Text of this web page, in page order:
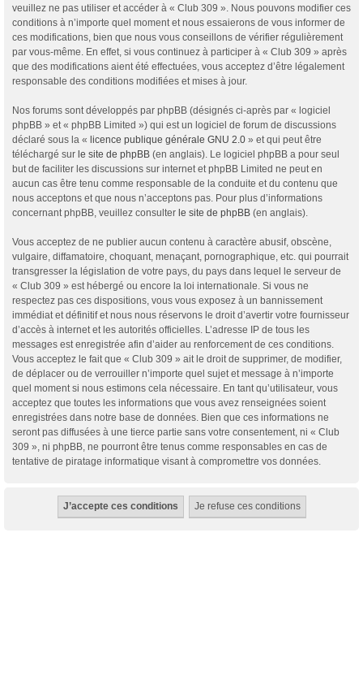
veuillez ne pas utiliser et accéder à « Club 309 ». Nous pouvons modifier ces
conditions à n’importe quel moment et nous essaierons de vous informer de
ces modifications, bien que nous vous conseillons de vérifier régulièrement
par vous-même. En effet, si vous continuez à participer à « Club 309 » après
que des modifications aient été effectuées, vous acceptez d’être légalement
responsable des conditions modifiées et mises à jour.
Nos forums sont développés par phpBB (désignés ci-après par « logiciel
phpBB » et « phpBB Limited ») qui est un logiciel de forum de discussions
déclaré sous la « licence publique générale GNU 2.0 » et qui peut être
téléchargé sur le site de phpBB (en anglais). Le logiciel phpBB a pour seul
but de faciliter les discussions sur internet et phpBB Limited ne peut en
aucun cas être tenu comme responsable de la conduite et du contenu que
nous acceptons et que nous n’acceptons pas. Pour plus d’informations
concernant phpBB, veuillez consulter le site de phpBB (en anglais).
Vous acceptez de ne publier aucun contenu à caractère abusif, obscène,
vulgaire, diffamatoire, choquant, menaçant, pornographique, etc. qui pourrait
transgresser la législation de votre pays, du pays dans lequel le serveur de
« Club 309 » est hébergé ou encore la loi internationale. Si vous ne
respectez pas ces dispositions, vous vous exposez à un bannissement
immédiat et définitif et nous nous réservons le droit d’avertir votre fournisseur
d’accès à internet et les autorités officielles. L’adresse IP de tous les
messages est enregistrée afin d’aider au renforcement de ces conditions.
Vous acceptez le fait que « Club 309 » ait le droit de supprimer, de modifier,
de déplacer ou de verrouiller n’importe quel sujet et message à n’importe
quel moment si nous estimons cela nécessaire. En tant qu’utilisateur, vous
acceptez que toutes les informations que vous avez renseignées soient
enregistrées dans notre base de données. Bien que ces informations ne
seront pas diffusées à une tierce partie sans votre consentement, ni « Club
309 », ni phpBB, ne pourront être tenus comme responsables en cas de
tentative de piratage informatique visant à compromettre vos données.